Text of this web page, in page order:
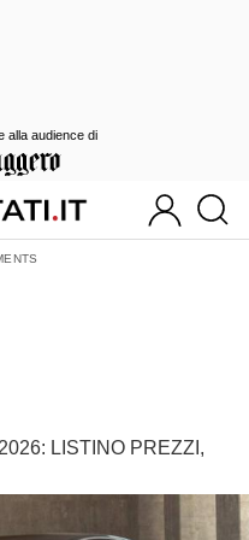
LISTINO PREZZI,
alla audience di